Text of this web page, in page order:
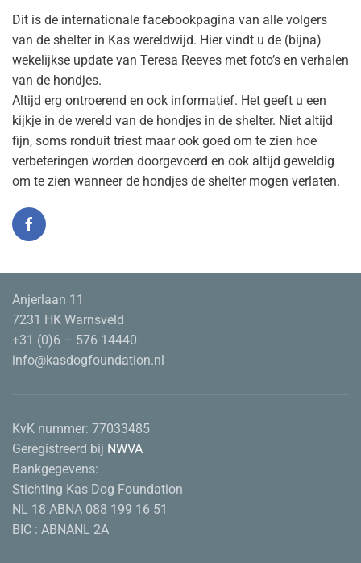
Dit is de internationale facebookpagina van alle volgers
van de shelter in Kas wereldwijd. Hier vindt u de (bijna)
wekelijkse update van Teresa Reeves met foto’s en verhalen
van de hondjes.
Altijd erg ontroerend en ook informatief. Het geeft u een
kijkje in de wereld van de hondjes in de shelter. Niet altijd
fijn, soms ronduit triest maar ook goed om te zien hoe
verbeteringen worden doorgevoerd en ook altijd geweldig
om te zien wanneer de hondjes de shelter mogen verlaten.
Anjerlaan 11
7231 HK Warnsveld
+31 (0)6 – 576 14440
info@kasdogfoundation.nl
KvK nummer: 77033485
Geregistreerd bij NWVA
Bankgegevens:
Stichting Kas Dog Foundation
NL 18 ABNA 088 199 16 51
BIC : ABNANL 2A